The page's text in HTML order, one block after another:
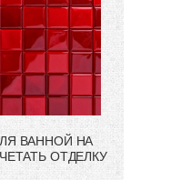
ВАННОЙ НА
ОТДЕЛКУ